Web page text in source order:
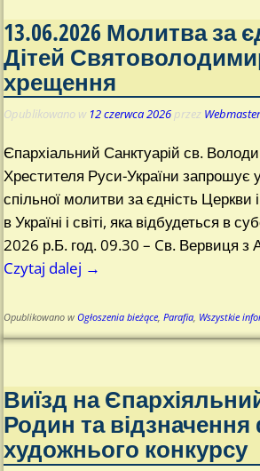
13.06.2026 Молитва за
Дітей
хрещення
Opublikowano w 12 czerwca 2026 przez
Єпархіальний Санктуарій св.
Хрестителя Руси-України запрошує
спільної молитви за єдність Церкви
в Україні і світі, яка відбудеться в
2026 р.Б. год. 09.30 – Cв. Вервиця з
Czytaj dalej →
Opublikowano w Ogłoszenia bieżące ,Parafia Wszystkie
Виїзд на
Родин та відзначення
художнього конкурсу